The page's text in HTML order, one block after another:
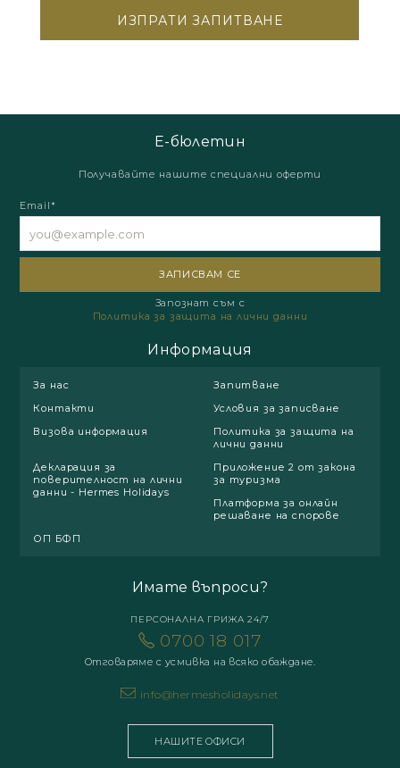
Е-бюлетин
Получавайте нашите специални оферти
Email*
Запознат съм с
Политика за защита на лични данни
Информация
За нас
Запитване
Контакти
Условия за записване
Визова информация
Политика за защита на
лични данни
Декларация за
поверителност на лични
данни - Hermes Holidays
Приложение 2 от закона
за туризма
Платформа за онлайн
решаване на спорове
ОП БФП
Имате въпроси?
ПЕРСОНАЛНА ГРИЖА 24/7
0700 18 017
Отговаряме с усмивка на всяко обаждане.
info@hermesholidays.net
НАШИТЕ ОФИСИ